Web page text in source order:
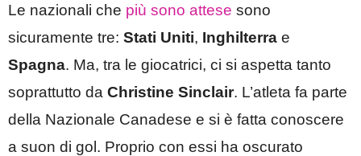
Le nazionali che più sono attese sono
sicuramente tre: Stati Uniti, Inghilterra e
Spagna. Ma, tra le giocatrici, ci si aspetta tanto
soprattutto da Christine Sinclair. L’atleta fa parte
della Nazionale Canadese e si è fatta conoscere
a suon di gol. Proprio con essi ha oscurato